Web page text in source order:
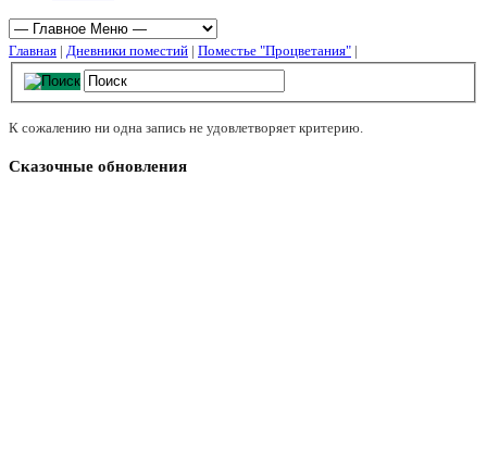
Главная | Дневники поместий | Поместье "Процветания" |
К сожалению ни одна запись не удовлетворяет критерию.
Сказочные обновления